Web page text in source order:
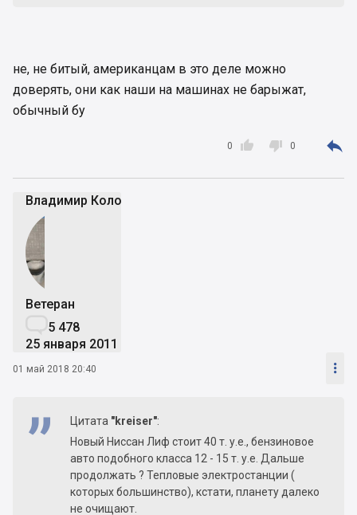
не, не битый, американцам в это деле можно
доверять, они как наши на машинах не барыжат,
обычный бу

0  0 
Владимир Коломейко
Ветеран
5 478
25 января 2011
01 май 2018 20:40 
Цитата "kreiser":
Новый Ниссан Лиф стоит 40 т. у.е., бензиновое
авто подобного класса 12 - 15 т. у.е. Дальше
продолжать ? Тепловые электростанции (
которых большинство), кстати, планету далеко
не очищают.